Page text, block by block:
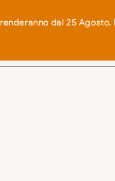
dal 25 Agosto.